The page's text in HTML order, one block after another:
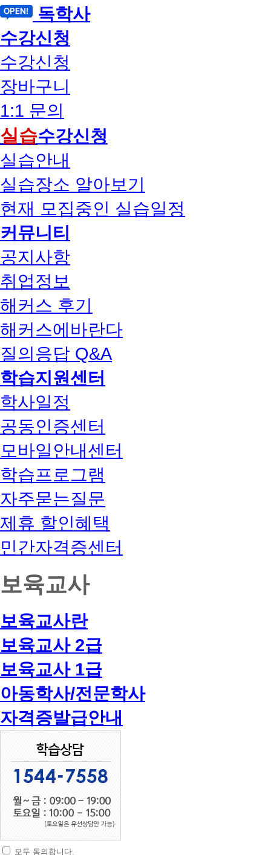
독학사
수강신청
수강신청
장바구니
1:1 문의
실습수강신청
실습안내
실습장소 알아보기
현재 모집중인 실습일정
커뮤니티
공지사항
취업정보
해커스 후기
해커스에바란다
질의응답 Q&A
학습지원센터
학사일정
공동인증센터
모바일안내센터
학습프로그램
자주묻는질문
제휴 할인혜택
민간자격증센터
보육교사
보육교사란
보육교사 2급
보육교사 1급
아동학사/전문학사
자격증발급안내
모두 동의합니다.